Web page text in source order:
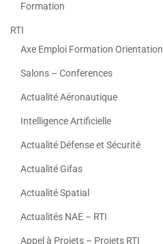
Formation
RTI
Axe Emploi Formation Orientation
Salons – Conferences
Actualité Aéronautique
Intelligence Artificielle
Actualité Défense et Sécurité
Actualité Gifas
Actualité Spatial
Actualités NAE – RTI
Appel à Projets – Projets RTI